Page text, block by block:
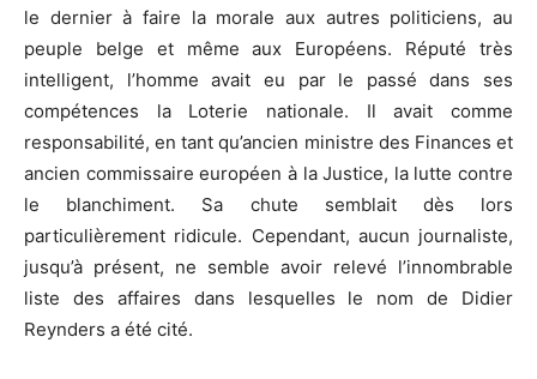
le dernier à faire la morale aux autres politiciens, au
peuple belge et même aux Européens. Réputé très
intelligent, l’homme avait eu par le passé dans ses
compétences la Loterie nationale. Il avait comme
responsabilité, en tant qu’ancien ministre des Finances et
ancien commissaire européen à la Justice, la lutte contre
le blanchiment. Sa chute semblait dès lors
particulièrement ridicule. Cependant, aucun journaliste,
jusqu’à présent, ne semble avoir relevé l’innombrable
liste des affaires dans lesquelles le nom de Didier
Reynders a été cité.